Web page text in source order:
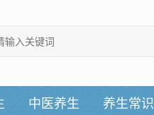
中医养生 养生常识